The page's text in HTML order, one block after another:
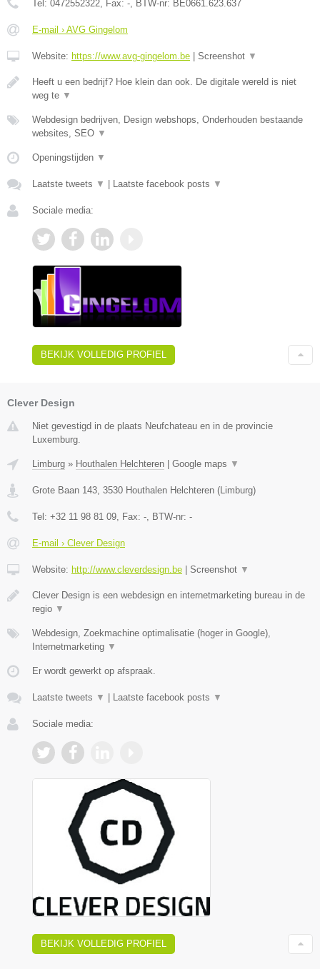
Tel: 0472552322, Fax: -, BTW-nr: BE0661.623.637
E-mail › AVG Gingelom
Website: https://www.avg-gingelom.be Screenshot ▼
Heeft u een bedrijf? Hoe klein dan ook. De digitale wereld is niet
weg te ▼
Webdesign bedrijven, Design webshops, Onderhouden bestaande
websites, SEO ▼
Openingstijden ▼
Laatste tweets ▼ Laatste facebook posts ▼
Sociale media:
BEKIJK VOLLEDIG PROFIEL
Clever Design
Niet gevestigd in de plaats Neufchateau en in de provincie
Luxemburg.
Limburg » Houthalen Helchteren Google maps ▼
Grote Baan 143, 3530 Houthalen Helchteren (Limburg)
Tel: +32 11 98 81 09, Fax: -, BTW-nr: -
E-mail › Clever Design
Website: http://www.cleverdesign.be Screenshot ▼
Clever Design is een webdesign en internetmarketing bureau in de
regio ▼
Webdesign, Zoekmachine optimalisatie (hoger in Google),
Internetmarketing ▼
Er wordt gewerkt op afspraak.
Laatste tweets ▼ Laatste facebook posts ▼
Sociale media:
BEKIJK VOLLEDIG PROFIEL